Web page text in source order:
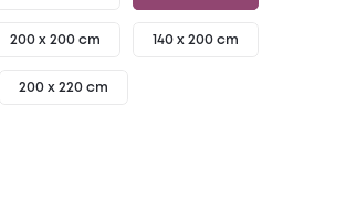
200 x 200 cm 140 x 200 cm
200 x 220 cm